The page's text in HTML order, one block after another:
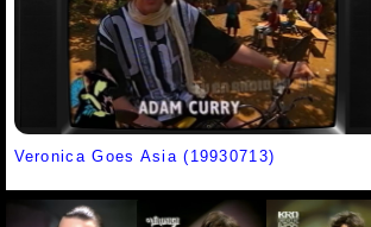
Veronica Goes Asia (19930713)